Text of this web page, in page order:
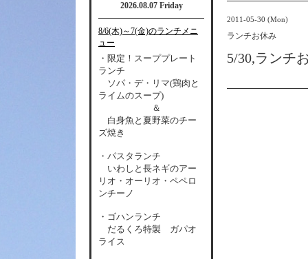
2011-05-30 (Mon)
ランチお休み
5/30,ランチ
2026.08.07 Friday
8/6(木)～7(金)のランチメニ
ュー
・限定！スーププレート
ランチ
ソパ・デ・リマ(鶏肉と
ライムのスープ)
＆
白身魚と夏野菜のチー
ズ焼き
・パスタランチ
いわしと長ネギのアー
リオ・オーリオ・ペペロ
ンチーノ
・ゴハンランチ
だるくろ特製 ガパオ
ライス